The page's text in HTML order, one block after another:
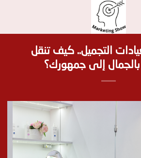
التجميل.. كيف تنقل
إلى جمهورك؟